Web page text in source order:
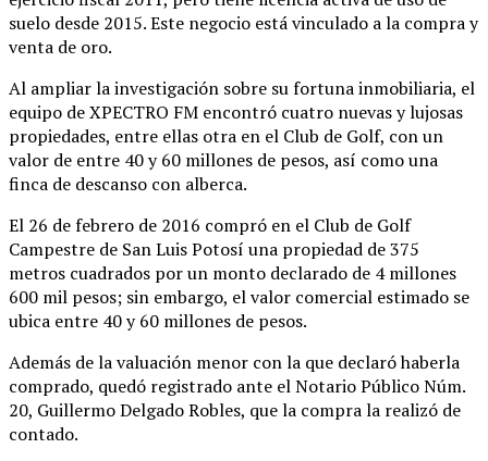
suelo desde 2015. Este negocio está vinculado a la compra y
venta de oro.
Al ampliar la investigación sobre su fortuna inmobiliaria, el
equipo de XPECTRO FM encontró cuatro nuevas y lujosas
propiedades, entre ellas otra en el Club de Golf, con un
valor de entre 40 y 60 millones de pesos, así como una
finca de descanso con alberca.
El 26 de febrero de 2016 compró en el Club de Golf
Campestre de San Luis Potosí una propiedad de 375
metros cuadrados por un monto declarado de 4 millones
600 mil pesos; sin embargo, el valor comercial estimado se
ubica entre 40 y 60 millones de pesos.
Además de la valuación menor con la que declaró haberla
comprado, quedó registrado ante el Notario Público Núm.
20, Guillermo Delgado Robles, que la compra la realizó de
contado.